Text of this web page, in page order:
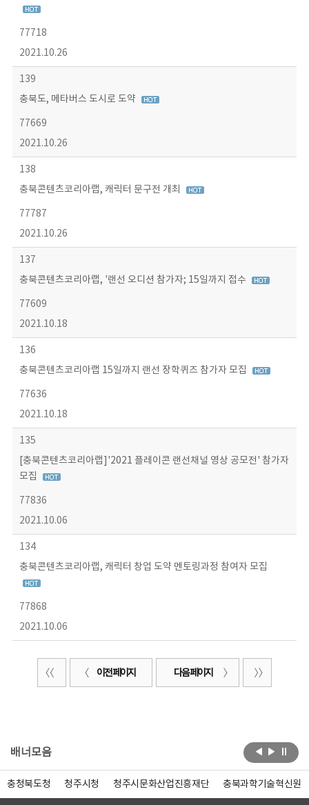
77718
2021.10.26
139
충북도, 메타버스 도시로 도약
77669
2021.10.26
138
충북콘텐츠코리아랩, 캐릭터 문구전 개최
77787
2021.10.26
137
충북콘텐츠코리아랩, '랜선 오디션 참가자; 15일까지 접수
77609
2021.10.18
136
충북콘텐츠코리아랩 15일까지 랜선 장학퀴즈 참가자 모집
77636
2021.10.18
135
[충북콘텐츠코리아랩]'2021 플레이콘 랜선채널 영상 공모전' 참가자
모집
77836
2021.10.06
134
충북콘텐츠코리아랩, 캐릭터 창업 도약 멘토링과정 참여자 모집
77868
2021.10.06
이전 페이지 다음 페이지
배너모음
충청북도청 청주시청 청주시문화산업진흥재단 충북과학기술혁신원